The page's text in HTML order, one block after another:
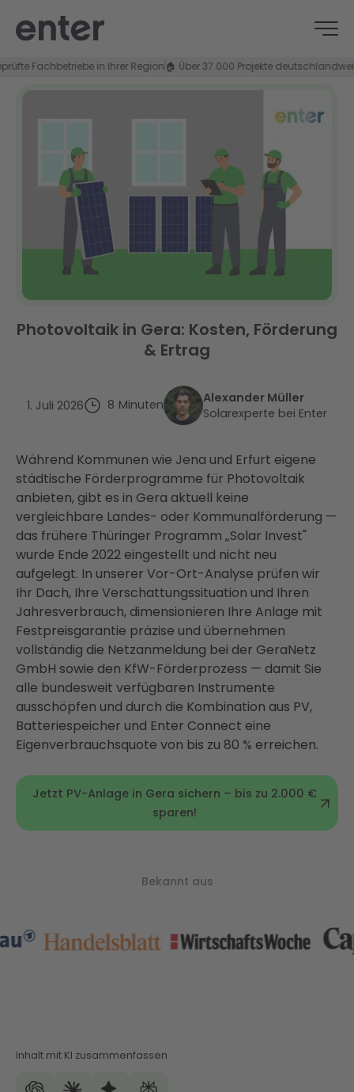
in Ihrer Region🏠 Über 37.000 Projekte deutschlandweit⭐
Photovoltaik in Gera: Kosten, Förderung
& Ertrag
1. Juli 2026 8 Minuten
Alexander Müller
Solarexperte bei Enter
Während Kommunen wie Jena und Erfurt eigene
städtische Förderprogramme für Photovoltaik
anbieten, gibt es in Gera aktuell keine
vergleichbare Landes- oder Kommunalförderung —
das frühere Thüringer Programm „Solar Invest"
wurde Ende 2022 eingestellt und nicht neu
aufgelegt. In unserer Vor-Ort-Analyse prüfen wir
Ihr Dach, Ihre Verschattungssituation und Ihren
Jahresverbrauch, dimensionieren Ihre Anlage mit
Festpreisgarantie präzise und übernehmen
vollständig die Netzanmeldung bei der GeraNetz
GmbH sowie den KfW-Förderprozess — damit Sie
alle bundesweit verfügbaren Instrumente
ausschöpfen und durch die Kombination aus PV,
Batteriespeicher und Enter Connect eine
Eigenverbrauchsquote von bis zu 80 % erreichen.
Jetzt PV-Anlage in Gera sichern – bis zu 2.000 €
sparen!
Bekannt aus
Inhalt mit KI zusammenfassen